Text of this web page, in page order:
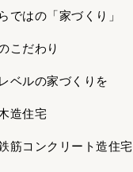
ではの「家づくり」
こだわり
ベルの家づくりを
造住宅
筋コンクリート造住宅